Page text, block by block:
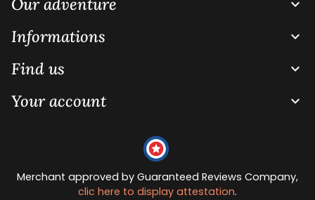

Informations 
Find us 
Your account 
Merchant approved by Guaranteed Reviews Company,
clic here to display attestation.